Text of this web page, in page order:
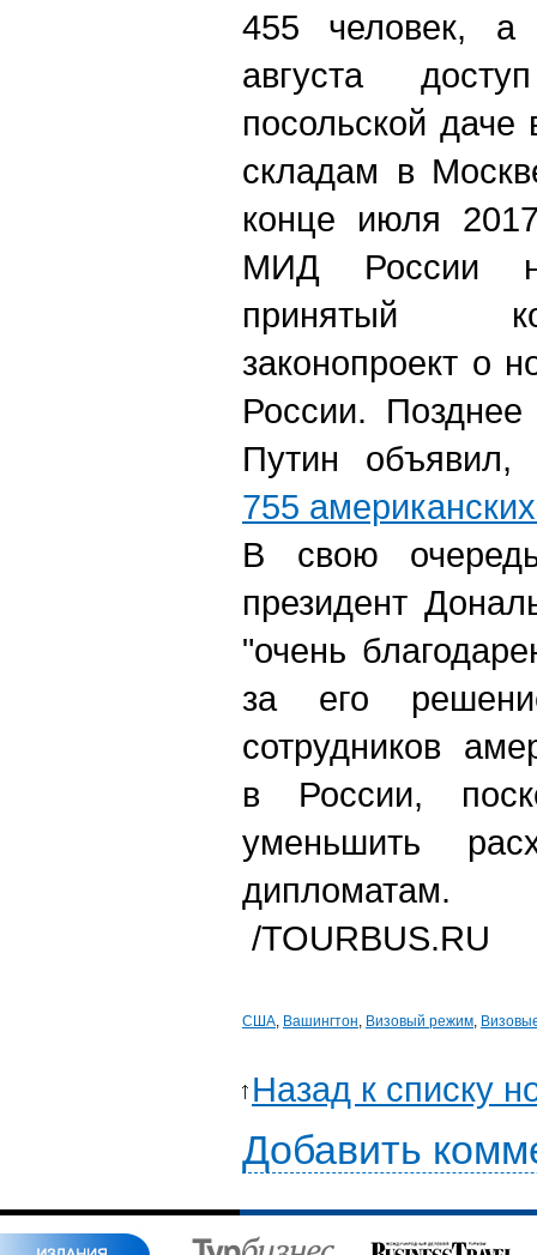
455 человек,
августа
посольской
складам в
конце июля
МИД России
принятый
законопроект о
России.
Путин объявил,
755
В свою
президент
"очень
за его
сотрудников
в России,
уменьшить
дипломатам.
/TOURBUS.RU
США, Вашингтон, Визовый режим,
Назад к списку
Добавить